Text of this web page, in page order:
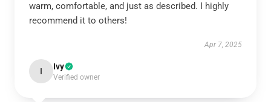
warm, comfortable, and just as described. I highly
recommend it to others!
Apr 7, 2025
I Ivy
Verified owner